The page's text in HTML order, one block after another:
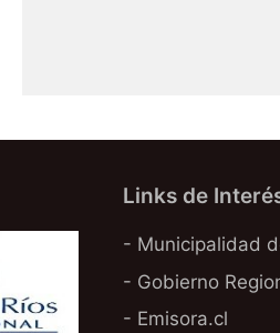
Links de
- Municipalidad
- Gobierno
- Emisora.cl